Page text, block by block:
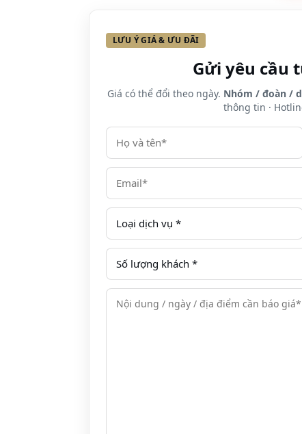
Hệ thống phòng nghỉ:
Superior double/twin room
Deluxe double/twin room
Connecting room
Family room
Suite
LƯU Ý GIÁ & ƯU ĐÃI
Gửi yêu cầu
Giá có thể đổi theo ngày. Nhóm / đoàn /
thông tin ·